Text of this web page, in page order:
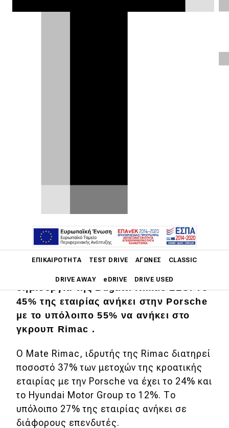
ΕΠΙΚΑΙΡΌΤΗΤΑ TEST DRIVE ΑΓΏΝΕΣ CLASSIC
DRIVE AWAY eDRIVE DRIVE USED
Main navigation
Επικαιρότητα
Πρωτότυπα
Ελλάδα
Κόσμος
Τεχνολογία
εργοστάσιο της στην Γαλλία.
Η πολυαναμενόμενη συνεργασία ήρθε
δημιουργία της Bugatti Rimac LLC. Το
45% της εταιρίας ανήκει στην Porsche
με το υπόλοιπο 55% να ανήκει στο
γκρουπ Rimac .
Ο Mate Rimac, ιδρυτής της Rimac διατηρεί
ποσοστό 37% των μετοχών της κροατικής
εταιρίας με την Porsche να έχει το 24% και
το Hyundai Motor Group το 12%. Το
υπόλοιπο 27% της εταιρίας ανήκει σε
διάφορους επενδυτές.